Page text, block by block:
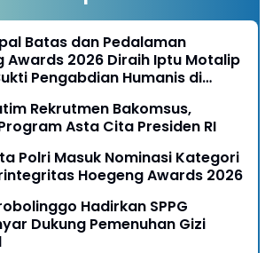
Batas dan Pedalaman
Awards 2026 Diraih Iptu Motalip
Pengabdian Humanis di
Rekrutmen Bakomsus,
Asta Cita Presiden RI
Polri Masuk Nominasi Kategori
Hoegeng Awards 2026
Hadirkan SPPG
Dukung Pemenuhan Gizi